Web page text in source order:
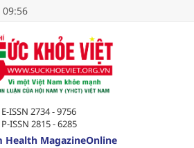
E-ISSN 2734 - 9756
P-ISSN 2815 - 6285
Health MagazineOnline